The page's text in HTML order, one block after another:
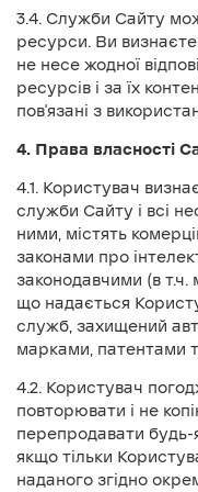
3.4. Служби Сайту
ресурси. Ви
не несе жодної
ресурсів і за їх
пов'язані з
4. Права власності
4.1. Користувач
служби Сайту і всі
ними, містять
законами про
законодавчими (в
що надається
служб, захищений
марками, патентами
4.2. Користувач
повторювати і не
перепродавати будь-
якщо тільки
наданого згідно